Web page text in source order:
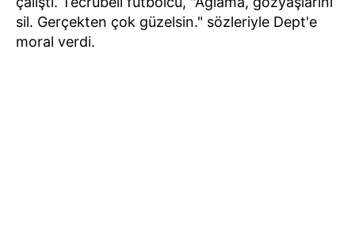
sil. Gerçekten çok güzelsin." sözleriyle Dept'e
moral verdi.